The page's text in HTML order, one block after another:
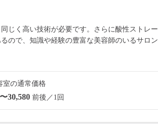
じく高い技術が必要です。さらに酸性ストレー
ので、知識や経験の豊富な美容師のいるサロン
室の通常価格
30,580前後／1回